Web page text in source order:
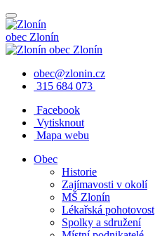
obec Zlonín
obec Zlonín
obec@zlonin.cz
315 684 073
Facebook
Vytisknout
Mapa webu
Obec
Historie
Zajímavosti v okolí
MŠ Zlonín
Lékařská pohotovost
Spolky a sdružení